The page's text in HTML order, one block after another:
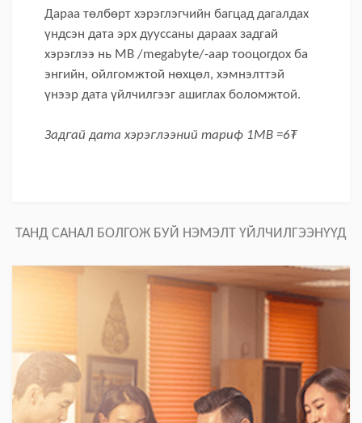
Дараа төлбөрт хэрэглэгчийн багцад дагалдах
үндсэн дата эрх дууссаны дараах задгай
хэрэглээ нь МВ /megabyte/-аар тооцогдох ба
энгийн, ойлгомжтой нөхцөл, хэмнэлттэй
үнээр дата үйлчилгээг ашиглах боломжтой.
Задгай дата хэрэглээний тариф 1МВ =6₮
ТАНД САНАЛ БОЛГОЖ БУЙ НЭМЭЛТ ҮЙЛЧИЛГЭЭНҮҮД